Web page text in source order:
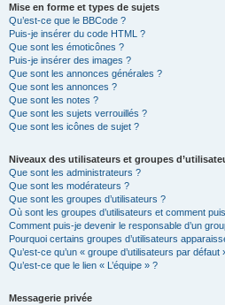
Mise en forme et types de sujets
Qu’est-ce que le BBCode ?
Puis-je insérer du code HTML ?
Que sont les émoticônes ?
Puis-je insérer des images ?
Que sont les annonces générales ?
Que sont les annonces ?
Que sont les notes ?
Que sont les sujets verrouillés ?
Que sont les icônes de sujet ?
Niveaux des utilisateurs et groupes
Que sont les administrateurs ?
Que sont les modérateurs ?
Que sont les groupes d’utilisateurs ?
Où sont les groupes d’utilisateurs et comment
Comment puis-je devenir le responsable d’un
Pourquoi certains groupes d’utilisateurs
Qu’est-ce qu’un « groupe d’utilisateurs par défaut
Qu’est-ce que le lien « L’équipe » ?
Messagerie privée